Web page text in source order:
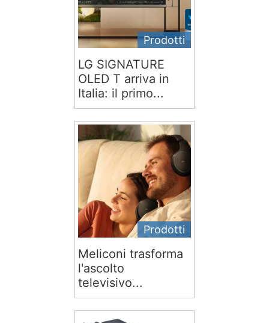
Prodotti
LG SIGNATURE
OLED T arriva in
Italia: il primo...
Prodotti
Meliconi trasforma
l'ascolto
televisivo...